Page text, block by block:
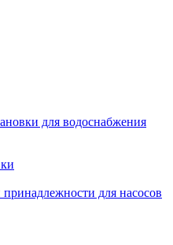
для водоснабжения
для насосов